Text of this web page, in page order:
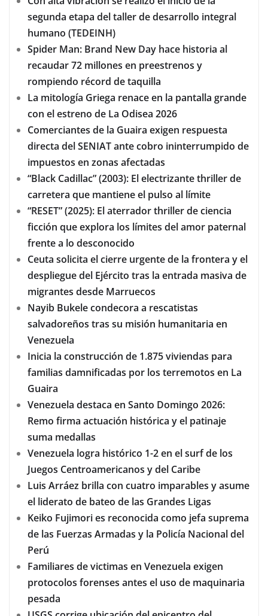
segunda etapa del taller de desarrollo integral
humano (TEDEINH)
Spider Man: Brand New Day hace historia al
recaudar 72 millones en preestrenos y
rompiendo récord de taquilla
La mitología Griega renace en la pantalla grande
con el estreno de La Odisea 2026
Comerciantes de la Guaira exigen respuesta
directa del SENIAT ante cobro ininterrumpido de
impuestos en zonas afectadas
“Black Cadillac” (2003): El electrizante thriller de
carretera que mantiene el pulso al límite
“RESET” (2025): El aterrador thriller de ciencia
ficción que explora los límites del amor paternal
frente a lo desconocido
Ceuta solicita el cierre urgente de la frontera y el
despliegue del Ejército tras la entrada masiva de
migrantes desde Marruecos
Nayib Bukele condecora a rescatistas
salvadoreños tras su misión humanitaria en
Venezuela
Inicia la construcción de 1.875 viviendas para
familias damnificadas por los terremotos en La
Guaira
Venezuela destaca en Santo Domingo 2026:
Remo firma actuación histórica y el patinaje
suma medallas
Venezuela logra histórico 1-2 en el surf de los
Juegos Centroamericanos y del Caribe
Luis Arráez brilla con cuatro imparables y asume
el liderato de bateo de las Grandes Ligas
Keiko Fujimori es reconocida como jefa suprema
de las Fuerzas Armadas y la Policía Nacional del
Perú
Familiares de victimas en Venezuela exigen
protocolos forenses antes el uso de maquinaria
pesada